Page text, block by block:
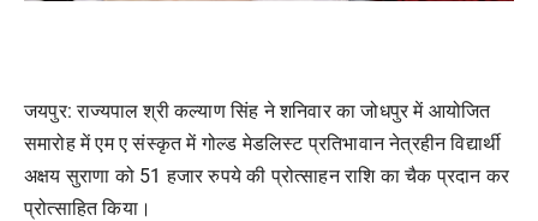
जयपुर:राज्यपाल श्री कल्याण सिंह ने शनिवार का जोधपुर में आयोजित
समारोह में एम ए संस्कृत में गोल्ड मेडलिस्ट प्रतिभावान नेत्रहीन विद्यार्थी
अक्षय सुराणा को 51 हजार रुपये की प्रोत्साहन राशि का चैक प्रदान कर
प्रोत्साहित किया।